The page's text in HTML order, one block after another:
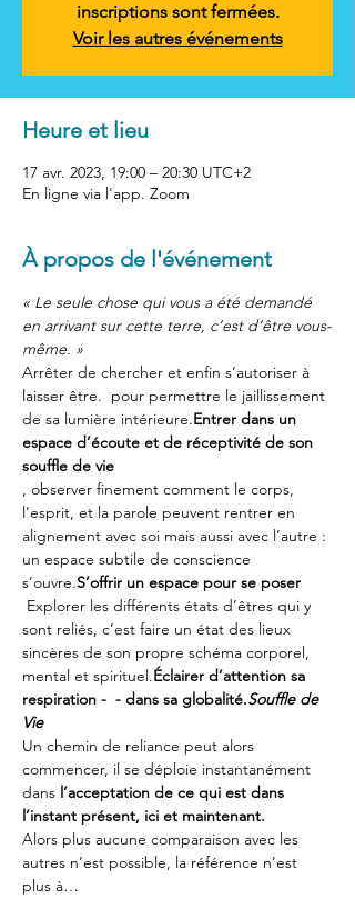
inscriptions sont fermées.
Voir les autres événements
Heure et lieu
17 avr. 2023, 19:00 – 20:30 UTC+2
En ligne via l'app. Zoom
À propos de l'événement
« Le seule chose qui vous a été demandé
en arrivant sur cette terre, c’est d’être vous-
même. »
Arrêter de chercher et enfin s’autoriser à
laisser être. pour permettre le jaillissement
de sa lumière intérieure.Entrer dans un
espace d’écoute et de réceptivité de son
souffle de vie
, observer finement comment le corps,
l’esprit, et la parole peuvent rentrer en
alignement avec soi mais aussi avec l’autre :
un espace subtile de conscience
s’ouvre.S’offrir un espace pour se poser
sont reliés, c’est faire un état des lieux
sincères de son propre schéma corporel,
mental et spirituel.Éclairer d’attention sa
respiration - - dans sa globalité.Souffle de
Vie
Un chemin de reliance peut alors
commencer, il se déploie instantanément
dans l’acceptation de ce qui est dans
l’instant présent, ici et maintenant.
Alors plus aucune comparaison avec les
autres n’est possible, la référence n’est
plus à…